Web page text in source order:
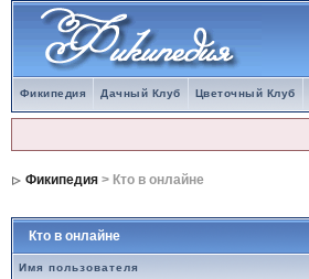
Фикипедия Дачный Клуб Цветочный Клуб
Фикипедия> Кто в онлайне
Кто в онлайне
Имя пользователя